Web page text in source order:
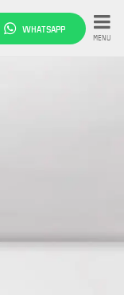
WHATSAPP
MENU